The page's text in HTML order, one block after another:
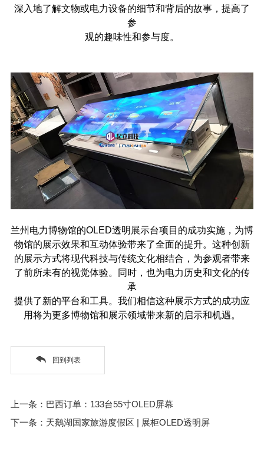
深入地了解文物或电力设备的细节和背后的故事，提高了
参
观的趣味性和参与度。
兰州电力博物馆的OLED透明展示台项目的成功实施，为博
物馆的展示效果和互动体验带来了全面的提升。这种创新
的展示方式将现代科技与传统文化相结合，为参观者带来
了前所未有的视觉体验。同时，也为电力历史和文化的传
承
提供了新的平台和工具。我们相信这种展示方式的成功应
用将为更多博物馆和展示领域带来新的启示和机遇。
回到列表
上一条：巴西订单：133台55寸OLED屏幕
下一条：天鹅湖国家旅游度假区 | 展柜OLED透明屏